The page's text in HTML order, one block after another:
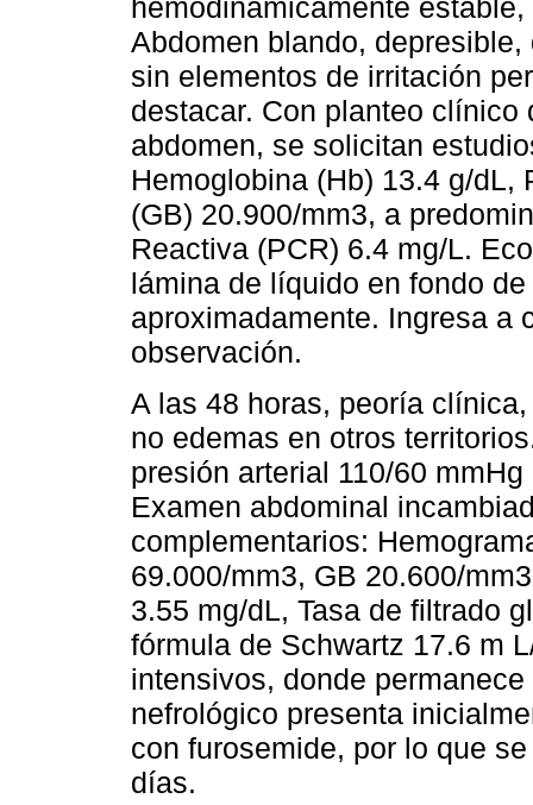
hemodinámicamente
Abdomen blando,
sin elementos de irritación
destacar. Con planteo clínico
abdomen, se solicitan
Hemoglobina (Hb) 13.4 g/
(GB) 20.900/mm3, a
Reactiva (PCR) 6.4 mg/L.
lámina de líquido en fondo
aproximadamente. Ingresa a
observación.
A las 48 horas, peoría
no edemas en otros
presión arterial 110/60
Examen abdominal
complementarios:
69.000/mm3, GB 20.600/
3.55 mg/dL, Tasa de filtrado
fórmula de Schwartz 17.6 m
intensivos, donde
nefrológico presenta
con furosemide, por lo que
días.